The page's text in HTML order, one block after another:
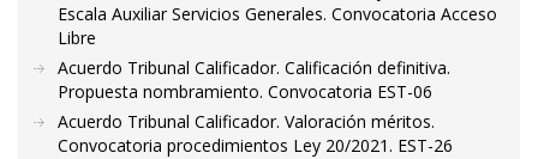
Escala Auxiliar Servicios Generales. Convocatoria Acceso
Libre
Acuerdo Tribunal Calificador. Calificación definitiva.
Propuesta nombramiento. Convocatoria EST-06
Acuerdo Tribunal Calificador. Valoración méritos.
Convocatoria procedimientos Ley 20/2021. EST-26